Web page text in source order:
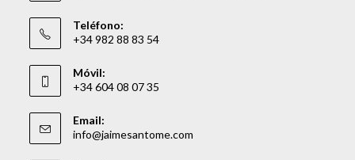
Teléfono:
+34 982 88 83 54
Móvil:
+34 604 08 07 35
Email:
info@jaimesantome.com